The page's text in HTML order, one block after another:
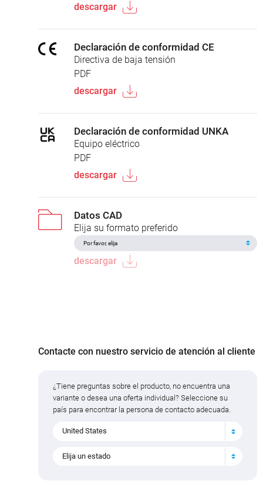
descargar
Declaración de conformidad CE
Directiva de baja tensión
PDF
descargar
Declaración de conformidad UNKA
Equipo eléctrico
PDF
descargar
Datos CAD
Elija su formato preferido
descargar
Contacte con nuestro servicio de atención al cliente
¿Tiene preguntas sobre el producto, no encuentra una
variante o desea una oferta individual? Seleccione su
país para encontrar la persona de contacto adecuada.
United States
Elija un estado